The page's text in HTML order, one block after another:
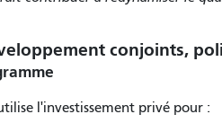
conjoints,
l'investissement privé pour :